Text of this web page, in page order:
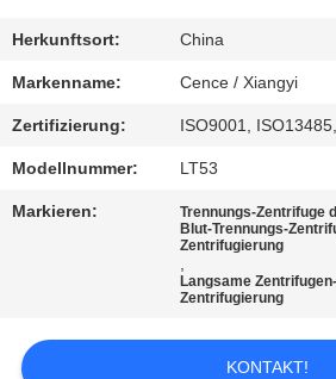
KONTAKT
MIT
UNS
RECHTSSACHEN
VR
Herkunftsort: China
Markenname: Cence / Xiangyi
Zertifizierung: ISO9001,
Modellnummer: LT53
Markieren: Trennungs-Zentrifuge
Blut-Trennungs-
Zentrifugierung
,
Langsame
Zentrifugierung
KONTAKT!